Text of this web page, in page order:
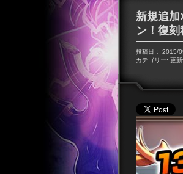
新規追加
ン！復
投稿日：
2015/
カテゴリー: 更